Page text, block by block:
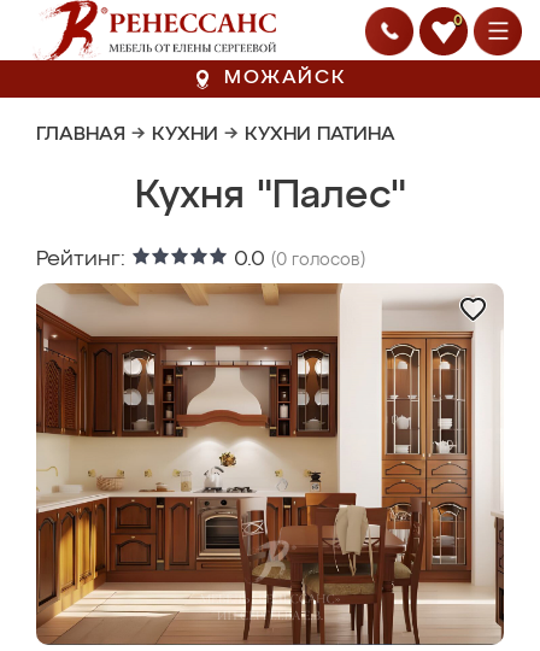
0
МОЖАЙСК
ГЛАВНАЯ → КУХНИ → КУХНИ ПАТИНА
Кухня "Палес"
Рейтинг: 0.0 (0 голосов)